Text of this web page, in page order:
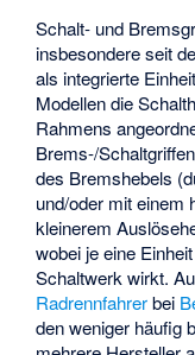
Schalt- und
insbesondere seit
als integrierte
Modellen die
Rahmens
Brems-/
des Bremshebels
und/oder mit einem
kleinerem
wobei je eine
Schaltwerk wirkt.
Radrennfahrerbei
den weniger häufig